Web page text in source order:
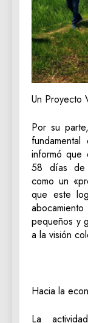
‎Un Proyecto
‎Por su
informó que
58 días de
como un
que este
pequeños y
a la visión
‎Hacia la
‎La